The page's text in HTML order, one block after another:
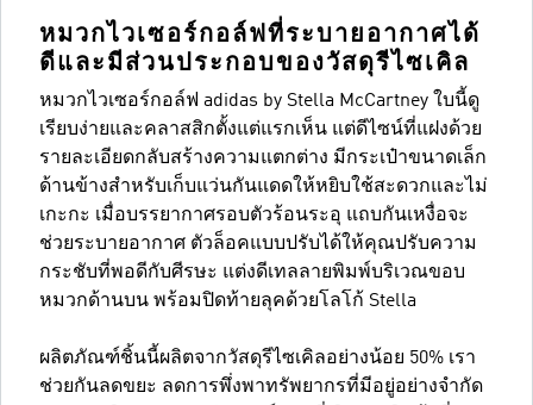
หมวกไวเซอร์กอล์ฟที่ระบายอากาศได้
ดีและมีส่วนประกอบของวัสดุรีไซเคิล
หมวกไวเซอร์กอล์ฟ adidas by Stella McCartney ใบนี้ดู
เรียบง่ายและคลาสสิกตั้งแต่แรกเห็น แต่ดีไซน์ที่แฝงด้วย
รายละเอียดกลับสร้างความแตกต่าง มีกระเป๋าขนาดเล็ก
ด้านข้างสำหรับเก็บแว่นกันแดดให้หยิบใช้สะดวกและไม่
เกะกะ เมื่อบรรยากาศรอบตัวร้อนระอุ แถบกันเหงื่อจะ
ช่วยระบายอากาศ ตัวล็อคแบบปรับได้ให้คุณปรับความ
กระชับที่พอดีกับศีรษะ แต่งดีเทลลายพิมพ์บริเวณขอบ
หมวกด้านบน พร้อมปิดท้ายลุคด้วยโลโก้ Stella
ผลิตภัณฑ์ชิ้นนี้ผลิตจากวัสดุรีไซเคิลอย่างน้อย 50% เรา
ช่วยกันลดขยะ ลดการพึ่งพาทรัพยากรที่มีอยู่อย่างจำกัด